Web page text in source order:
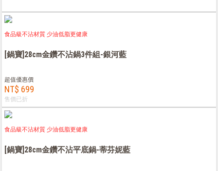
食品級不沾材質 少油低脂更健康
[鍋寶]28cm金鑽不沾鍋3件組-銀河藍
超值優惠價
NT$ 699
售價已折
食品級不沾材質 少油低脂更健康
[鍋寶]28cm金鑽不沾平底鍋-蒂芬妮藍